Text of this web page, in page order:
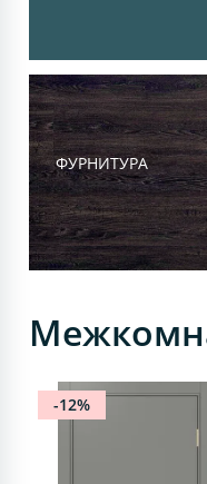
ФУРНИТУРА
-12%